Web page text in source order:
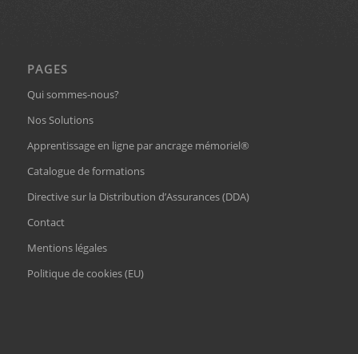
PAGES
Qui sommes-nous?
Nos Solutions
Apprentissage en ligne par ancrage mémoriel®
Catalogue de formations
Directive sur la Distribution d’Assurances (DDA)
Contact
Mentions légales
Politique de cookies (EU)